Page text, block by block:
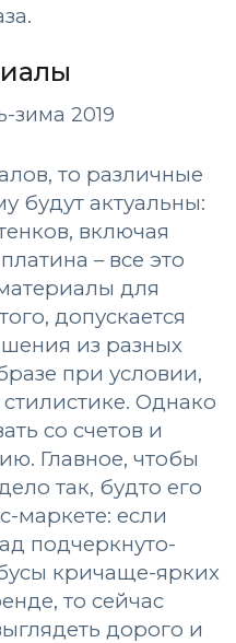
то различные
будут актуальны:
включая
– все это
для
допускается
из разных
при условии,
Однако
со счетов и
Главное, чтобы
так, будто его
маркете: если
подчеркнуто-
кричаще-ярких
то сейчас
дорого и